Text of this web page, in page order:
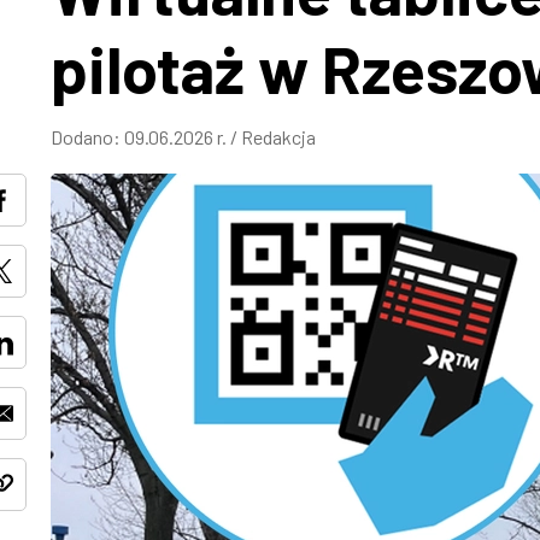
pilotaż w
Dodano: 09.06.2026 r. / Redakcja